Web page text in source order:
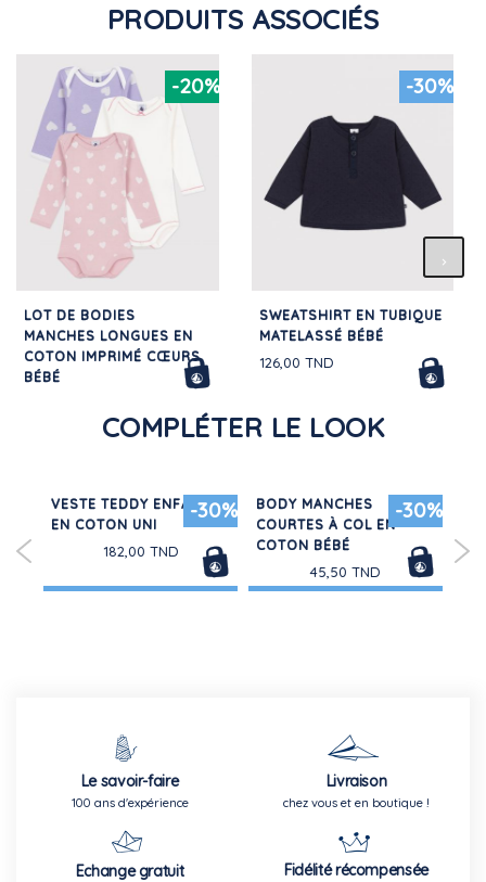
PRODUITS ASSOCIÉS
-20%
LOT DE BODIES
MANCHES LONGUES EN
COTON IMPRIMÉ CŒURS
BÉBÉ
-30%
SWEATSHIRT EN TUBIQUE
MATELASSÉ BÉBÉ
126,00 TND
COMPLÉTER LE LOOK
-30%
VESTE TEDDY ENFANT
EN COTON UNI
182,00 TND
-30%
BODY MANCHES
COURTES À COL EN
COTON BÉBÉ
45,50 TND
Le savoir-faire
100 ans d'expérience
Livraison
chez vous et en boutique !
Echange gratuit Fidélité récompensée